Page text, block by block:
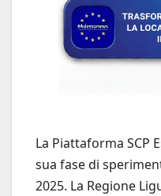
La Piattaforma SCP
sua fase di
2025. La Regione